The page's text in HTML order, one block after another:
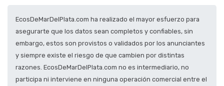
EcosDeMarDelPlata.com ha realizado el mayor esfuerzo para
asegurarte que los datos sean completos y confiables, sin
embargo, estos son provistos o validados por los anunciantes
y siempre existe el riesgo de que cambien por distintas
razones. EcosDeMarDelPlata.com no es intermediario, no
participa ni interviene en ninguna operación comercial entre el